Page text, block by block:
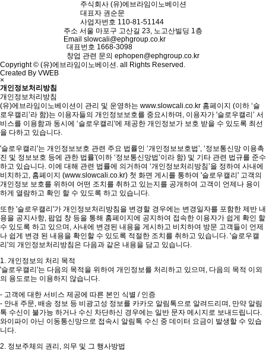
주식회사 (유)에브라임이노베이션
대표자 권순문
사업자번호 110-81-51144
주소 서울 마포구 고산길 23, 노고산빌딩 1층
Email slowcali@ephgroup.co.kr
대표번호 1668-3098
창업 관련 문의 ephopen@ephgroup.co.kr
Copyright © (유)에브라임이노베이션. all Rights Reserved.
Created By VWEB
×
개인정보처리방침
개인정보처리방침
(유)에브라임이노베이션이 관리 및 운영하는 www.slowcali.co.kr 홈페이지 (이하 ‘슬
로우캘리’라 함)는 이용자들의 개인정보보호를 중요시하며, 이용자가 '슬로우캘리’ 서
비스를 이용함과 동시에 ‘슬로우캘리'에 제공한 개인정보가 보호 받을 수 있도록 최선
을 다하고 있습니다.
'슬로우캘리'는 개인정보보호 관련 주요 법률인 ‘개인정보보호법’, ‘정보통신망 이용촉
진 및 정보보호 등에 관한 법률'(이하 ‘정보통신망법’이라 함) 및 기타 관련 법규를 준수
하고 있습니다. 이에 대해 관련 법률에 의거하여 ‘개인정보처리방침’을 정하여 사내에
비치하고, 홈페이지 (www.slowcali.co.kr) 첫 화면 게시를 통하여 '슬로우캘리' 고객의
개인정보 보호를 위하여 어떤 조치를 취하고 있는지를 공개하여 고객이 언제나 용이
하게 열람하고 확인 할 수 있도록 하고 있습니다.
또한 '슬로우캘리'가 개인정보처리방침을 변경할 경우에는 변경일자를 포함한 제반 내
용을 공지사항, 팝업 창 등을 통해 홈페이지에 공지하여 접속한 이용자가 쉽게 확인 할
수 있도록 하고 있으며, 사내에 변경된 내용을 게시하고 비치하여 방문 고객들이 언제
나 쉽게 변경 된 내용을 확인할 수 있도록 적절한 조치를 취하고 있습니다. '슬로우캘
리'의 개인정보처리방침은 다음과 같은 내용을 담고 있습니다.
1. 개인정보의 처리 목적
'슬로우캘리'는 다음의 목적을 위하여 개인정보를 처리하고 있으며, 다음의 목적 이외
의 용도로는 이용하지 않습니다.
- 고객에 대한 서비스 제공에 따른 본인 식별 / 인증
- 안내 주문, 배송 정보 등 비광고성 정보를 카카오 알림톡으로 알려드리며, 만약 알림
톡 수신이 불가능 하거나 수신 차단하신 경우에는 일반 문자 메시지로 보내드립니다.
와이파이 아닌 이동통신망으로 접속시 알림톡 수신 중 데이터 요금이 발생할 수 있습
니다.
2. 정보주체의 권리, 의무 및 그 행사방법